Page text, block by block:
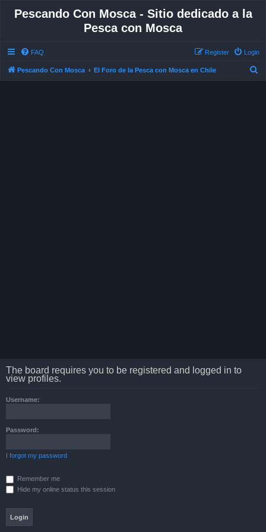
Pescando Con Mosca - Sitio dedicado a la
Pesca con Mosca
FAQ Login
Register
Pescando Con Mosca El Foro de la Pesca con Mosca en Chile
The board requires you to be registered and logged in to
view profiles.
Username:
Password:
I forgot my password
Remember me
Hide my online status this session